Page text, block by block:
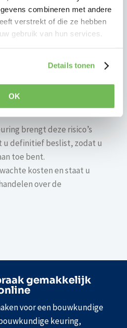
combineren met andere
verstrekt of die ze hebben
gebruik van hun services.
Details tonen
OK
treffen wij
keuring regelmatig
waaronder:
afwerking;
installaties of
brengt deze risico’s
u definitief beslist, zodat u
toe bent.
kosten en staat u
over de
gemakkelijk
voor een bouwkundige
keuring,